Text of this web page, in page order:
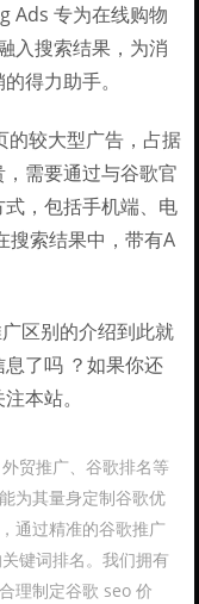
Ads 专为在线购物
入搜索结果，为消
得力助手。
的较大型广告，占据
需要通过与谷歌官
，包括手机端、电
搜索结果中，带有A
区别的介绍到此就
了吗 ？如果你还
本站。
贸推广、谷歌排名等
为其量身定制谷歌优
通过精准的谷歌推广
键词排名。我们拥有
理制定谷歌 seo 价